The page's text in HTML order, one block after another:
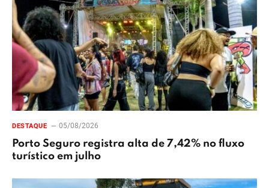
DESTAQUE 05/08/2026
Porto Seguro registra alta de 7,42% no fluxo
turístico em julho